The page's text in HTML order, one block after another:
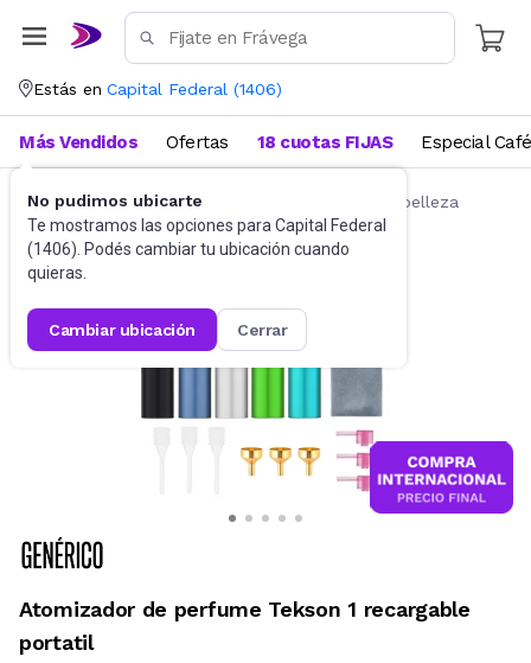
Estás en Capital Federal (1406)
No pudimos ubicarte
Te mostramos las opciones para Capital Federal
(1406). Podés cambiar tu ubicación cuando
quieras.
cambiar ubicación cerrar
Más Vendidos Ofertas 18 cuotas FIJAS Especial Café
Belleza y Cuidado Corporal Accesorios de belleza
Atomizador de perfume Tekson 1 recargable
portatil